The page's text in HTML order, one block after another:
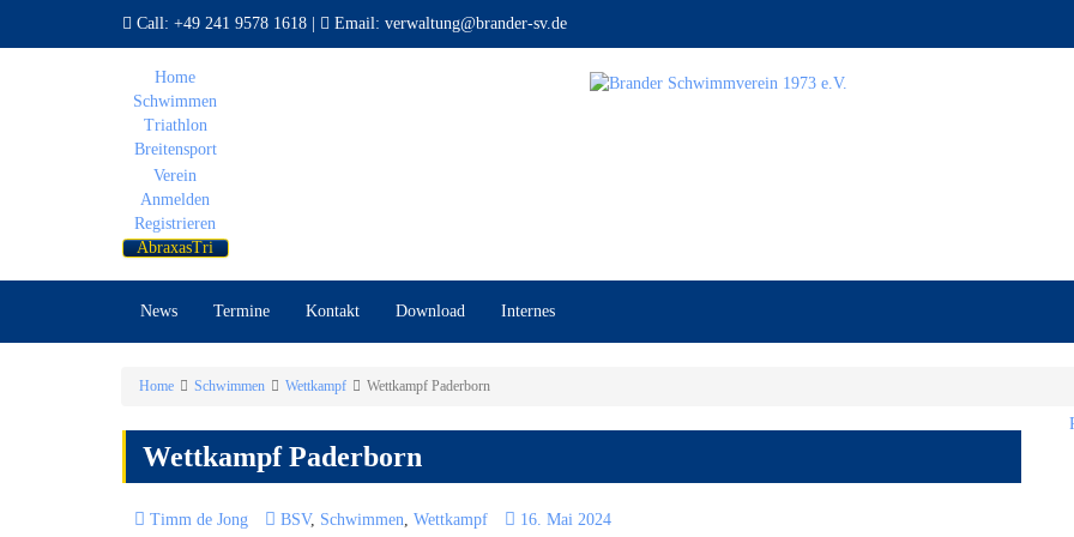
Call: +49 241 9578 1618 Email: verwaltung@brander-sv.de
Home
Schwimmen
Triathlon
Breitensport
Verein
Anmelden
Registrieren
AbraxasTri
News Termine Kontakt Download Internes
Home Schwimmen Wettkampf Wettkampf Paderborn
Wettkampf Paderborn
Timm de Jong BSV, Schwimmen, Wettkampf 16. Mai 2024